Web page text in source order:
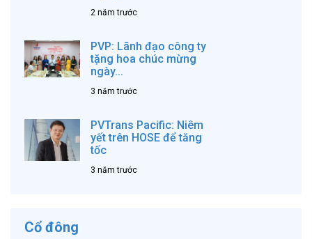
2 năm trước
PVP: Lãnh đạo công ty
tặng hoa chúc mừng
ngày...
3 năm trước
PVTrans Pacific: Niêm
yết trên HOSE để tăng
tốc
3 năm trước
Cổ đông